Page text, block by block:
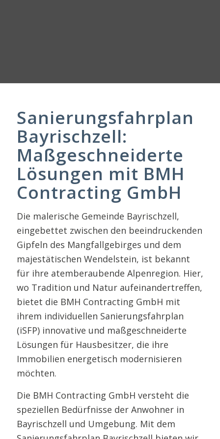
Sanierungsfahrplan
Bayrischzell:
Maßgeschneiderte
Lösungen mit BMH
Contracting GmbH
Die malerische Gemeinde Bayrischzell,
eingebettet zwischen den beeindruckenden
Gipfeln des Mangfallgebirges und dem
majestätischen Wendelstein, ist bekannt
für ihre atemberaubende Alpenregion. Hier,
wo Tradition und Natur aufeinandertreffen,
bietet die BMH Contracting GmbH mit
ihrem individuellen Sanierungsfahrplan
(iSFP) innovative und maßgeschneiderte
Lösungen für Hausbesitzer, die ihre
Immobilien energetisch modernisieren
möchten.
Die BMH Contracting GmbH versteht die
speziellen Bedürfnisse der Anwohner in
Bayrischzell und Umgebung. Mit dem